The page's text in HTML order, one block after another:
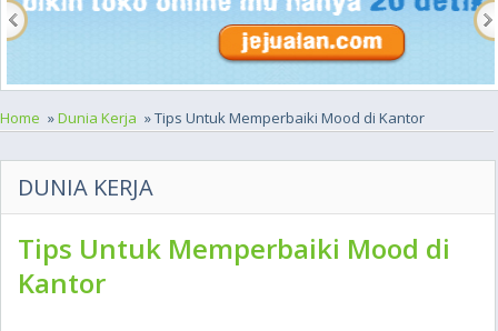
Home »Dunia Kerja » Tips Untuk Memperbaiki Mood di Kantor
DUNIA KERJA
Tips Untuk Memperbaiki Mood di
Kantor